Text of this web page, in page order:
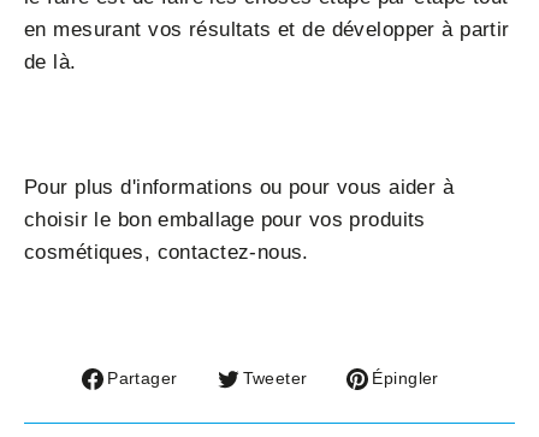
en mesurant vos résultats et de développer à partir
de là.
Pour plus d'informations ou pour vous aider à
choisir le bon emballage pour vos produits
cosmétiques, contactez-nous.
Partager
Partager
sur
Tweeter
Tweeter
sur
Épingler
Épingler
sur